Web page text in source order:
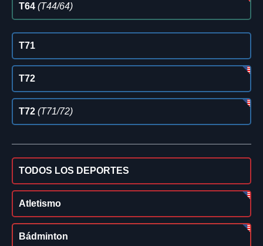
T64 (T44/64)
T71
T72
T72 (T71/72)
TODOS LOS DEPORTES
Atletismo
Bádminton